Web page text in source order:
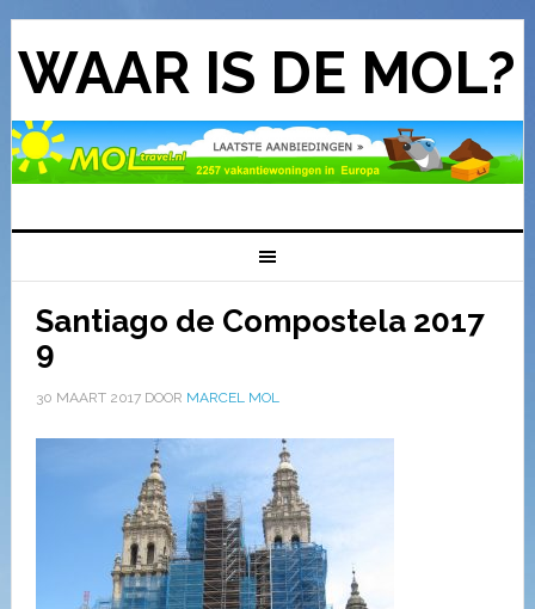
WAAR IS DE MOL?
Santiago de Compostela 2017
9
30 MAART 2017DOOR MARCEL MOL